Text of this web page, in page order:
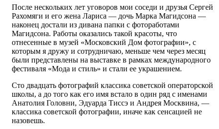
После нескольких лет уговоров мои соседи и друзья Сергей
Рахомяги и его жена Лариса — дочь Марка Магидсона —
наконец достали из дивана папки с фотоработами
Магидсона. Работы оказались такой красоты, что
отнесенные в музей «Московский Дом фотографии», с
которым я дружу и сотрудничаю, меньше чем через месяц
были представлены на выставке в рамках международного
фестиваля «Мода и стиль» и стали ее украшением.
Сто двадцать фотографий классика советской операторской
школы, а до того как его имя встало в один ряд с именами
Анатолия Головни, Эдуарда Тиссэ и Андрея Москвина, —
классика советской фотографии, иначе как сенсацией не
назовешь.